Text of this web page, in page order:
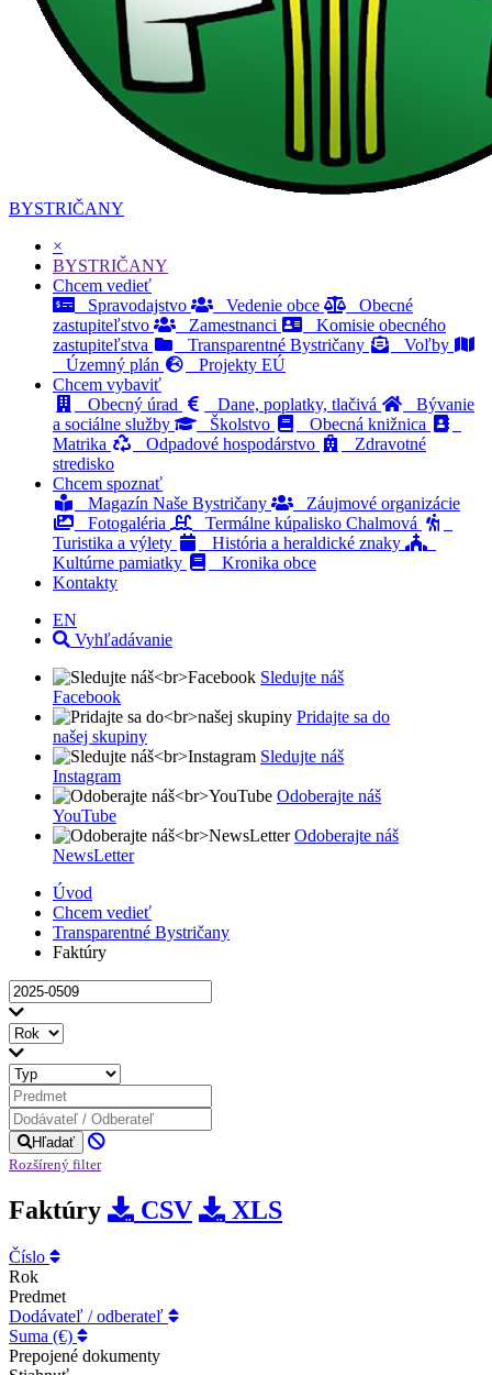
BYSTRIČANY
×
BYSTRIČANY
Chcem vedieť
Spravodajstvo
Vedenie obce
Obecné
zastupiteľstvo
Zamestnanci
Komisie obecného
zastupiteľstva
Transparentné Bystričany
Voľby
Územný plán
Projekty EÚ
Chcem vybaviť
Obecný úrad
Dane, poplatky, tlačivá
Bývanie
a sociálne služby
Školstvo
Obecná knižnica
Matrika
Odpadové hospodárstvo
Zdravotné
stredisko
Chcem spoznať
Magazín Naše Bystričany
Záujmové organizácie
Fotogaléria
Termálne kúpalisko Chalmová
Turistika a výlety
História a heraldické znaky
Kultúrne pamiatky
Kronika obce
Kontakty
EN
Vyhľadávanie
Sledujte náš
Facebook
Pridajte sa do
našej skupiny
Sledujte náš
Instagram
Odoberajte náš
YouTube
Odoberajte náš
NewsLetter
Úvod
Chcem vedieť
Transparentné Bystričany
Faktúry
Hľadať
Rozšírený filter
Faktúry CSV XLS
Číslo
Rok
Predmet
Dodávateľ / odberateľ
Suma (€)
Prepojené dokumenty